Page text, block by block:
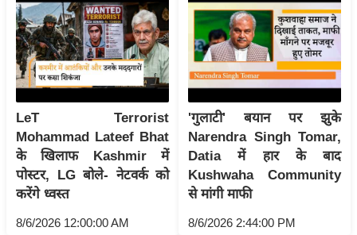
g
N
e
w
s
ला
इ
फ
स्टा
इ
ल
LeT Terrorist
Mohammad Lateef Bhat
के खिलाफ Kashmir में
पोस्टर, LG बोले- नेटवर्क को
करेंगे ध्वस्त
8/6/2026 12:00:00 AM
'गुलाटी' बयान पर झुके
Narendra Singh Tomar,
Datia में हार के बाद
Kushwaha Community
से मांगी माफी
8/6/2026 2:44:00 PM